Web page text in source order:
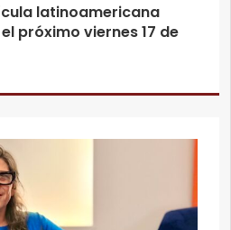
latinoamericana
próximo viernes 17 de